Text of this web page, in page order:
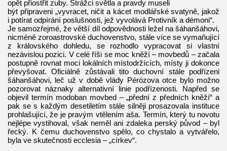
opět přiostřit zuby. Strážci světla a pravdy museli
být připraveni „vyvracet, ničit a kácet modlářské svatyně, jakož
i potírat odpírání poslušnosti, jež vyvolává Protivník a démoni“.
Je samozřejmé, že větší díl odpovědnosti ležel na šáhanšáhovi,
nicméně zoroastrovské duchovenstvo, stále více se vymaňující
z královského dohledu, se rozhodlo vypracovat si vlastní
nezávislou pozici. V celé říši se moc kněží – movbedů – začala
postupně rovnat moci lokálních místodržících, místy ji dokonce
převyšovat. Oficiálně zůstávali tito duchovní stále podřízeni
šáhanšáhovi, leč už v době vlády Pérózova otce bylo možno
pozorovat náznaky alternativní linie podřízenosti. Napřed se
objevil termín modoban movbed – „přední z předních kněží“ a
pak se s každým desetiletím stále silněji prosazovala instituce
prohlašující, že je pravým vtělením aša. Termín, který tu novotu
nejlépe vystihoval, však neměl ani zdaleka perský původ – byl
řecký. K čemu duchovenstvo spělo, co chystalo a vytvářelo,
byla ve skutečnosti ecclesia – „církev“.